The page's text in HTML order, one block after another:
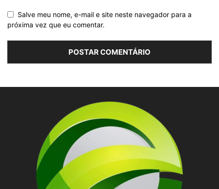
Salve meu nome, e-mail e site neste navegador para a
próxima vez que eu comentar.